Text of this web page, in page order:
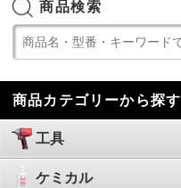
商品検索
商品カテゴリーから探す
工具
ケミカル